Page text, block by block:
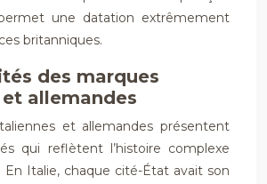
une datation extrêmement
britanniques.
des marques
allemandes
et allemandes présentent
qui reflètent l’histoire complexe
En Italie, chaque cité-État avait son